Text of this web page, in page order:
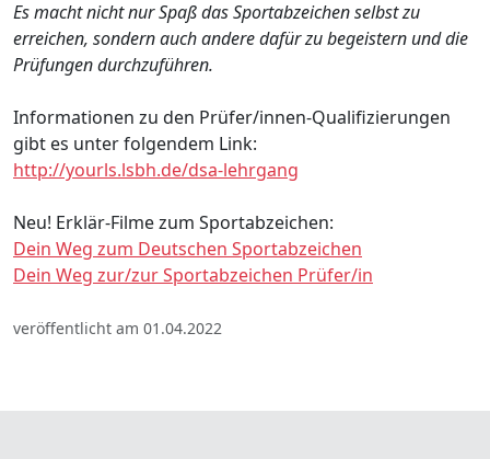
Es macht nicht nur Spaß das Sportabzeichen selbst zu
erreichen, sondern auch andere dafür zu begeistern und die
Prüfungen durchzuführen.
Informationen zu den Prüfer/innen-Qualifizierungen
gibt es unter folgendem Link:
http://yourls.lsbh.de/dsa-lehrgang
Neu! Erklär-Filme zum Sportabzeichen:
Dein Weg zum Deutschen Sportabzeichen
Dein Weg zur/zur Sportabzeichen Prüfer/in
veröffentlicht am 01.04.2022